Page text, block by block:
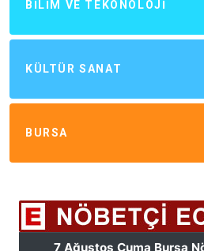
BILIM VE TEKONOLOJI
KÜLTÜR SANAT
BURSA